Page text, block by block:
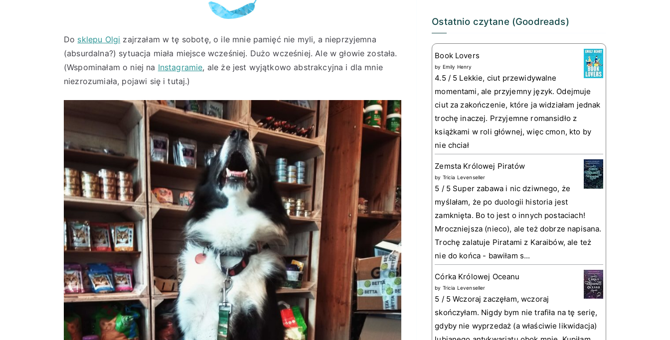
Do sklepu Olgi zajrzałam w tę sobotę, o ile mnie pamięć nie myli, a nieprzyjemna
(absurdalna?) sytuacja miała miejsce wcześniej. Dużo wcześniej. Ale w głowie została.
(Wspominałam o niej na Instagramie, ale że jest wyjątkowo abstrakcyjna i dla mnie
niezrozumiała, pojawi się i tutaj.)
Ostatnio czytane (Goodreads)
Book Lovers
by Emily Henry
4.5 / 5 Lekkie, ciut przewidywalne
momentami, ale przyjemny język. Odejmuje
ciut za zakończenie, które ja widziałam jednak
trochę inaczej. Przyjemne romansidło z
książkami w roli głównej, więc cmon, kto by
nie chciał
Zemsta Królowej Piratów
by Tricia Levenseller
5 / 5 Super zabawa i nic dziwnego, że
myślałam, że po duologii historia jest
zamknięta. Bo to jest o innych postaciach!
Mroczniejsza (nieco), ale też dobrze napisana.
Trochę zalatuje Piratami z Karaibów, ale też
nie do końca - bawiłam s...
Córka Królowej Oceanu
by Tricia Levenseller
5 / 5 Wczoraj zaczęłam, wczoraj
skończyłam. Nigdy bym nie trafiła na tę serię,
gdyby nie wyprzedaż (a właściwie likwidacja)